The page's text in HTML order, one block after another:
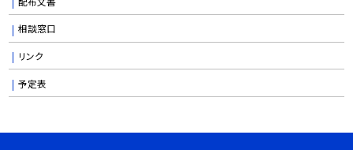
相談窓口
リンク
予定表